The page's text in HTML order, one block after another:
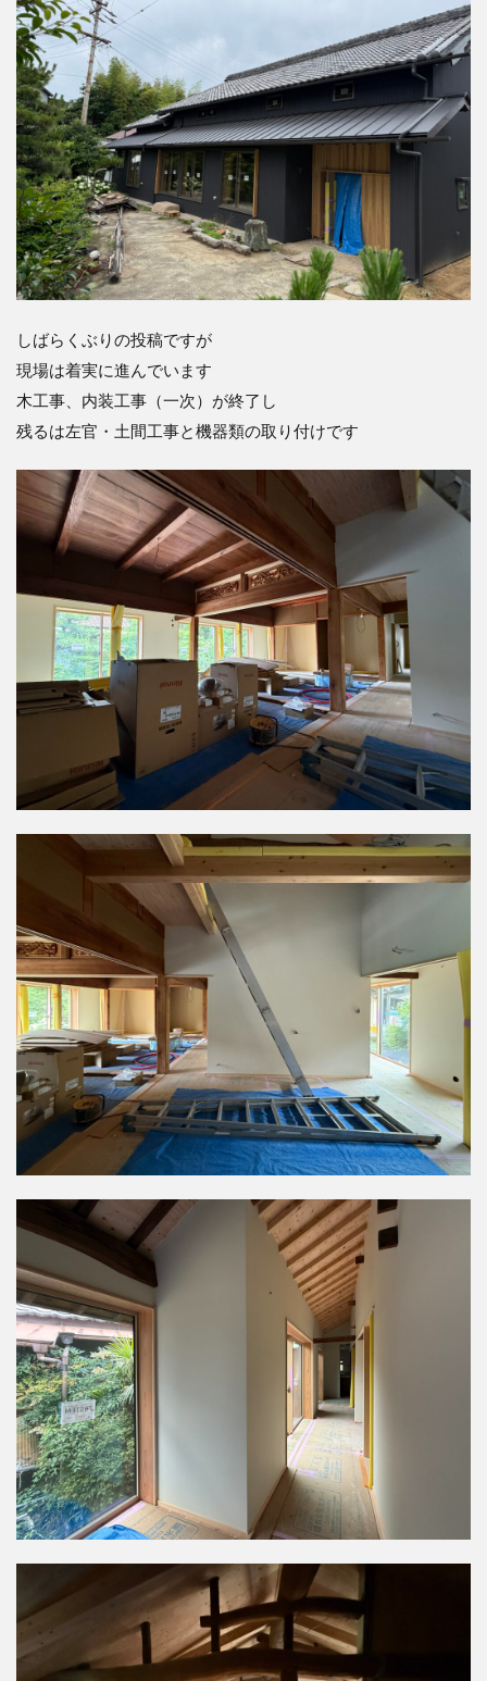
しばらくぶりの投稿ですが
現場は着実に進んでいます
木工事、内装工事（一次）が終了し
残るは左官・土間工事と機器類の取り付けです